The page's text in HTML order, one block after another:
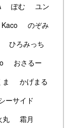
ぽむ
ユン
Kaco
のぞみ
ひろみっち
おさるー
かげまる
ーサイド
丸
霜月